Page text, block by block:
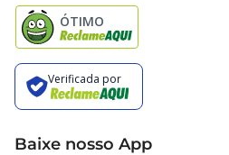
Baixe nosso App